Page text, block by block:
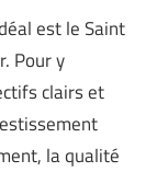
est le Saint
Pour y
clairs et
la qualité